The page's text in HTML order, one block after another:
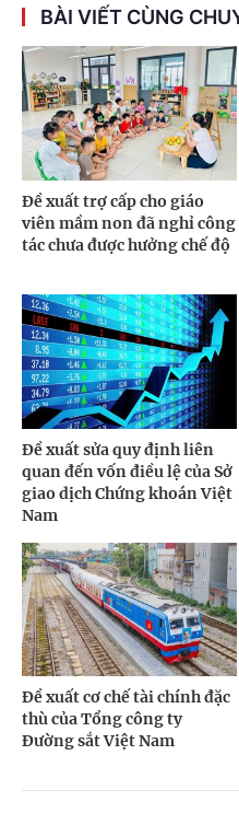
BÀI VIẾT CÙNG
Đề xuất trợ cấp cho giáo
viên mầm non đã nghỉ công
tác chưa được hưởng chế độ
Đề xuất sửa quy định liên
quan đến vốn điều lệ của Sở
giao dịch Chứng khoán Việt
Nam
Đề xuất cơ chế tài chính đặc
thù của Tổng công ty
Đường sắt Việt Nam